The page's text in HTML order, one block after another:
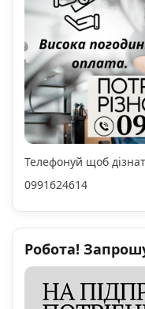
Телефонуй щоб
0991624614
Робота!